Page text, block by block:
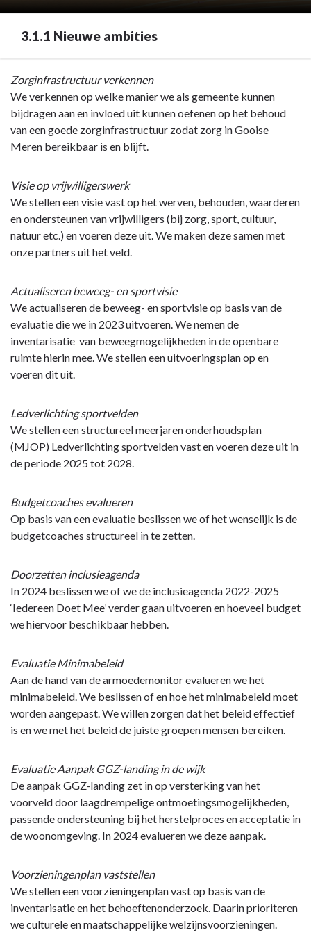
3.1.1 Nieuwe ambities
Terug
naar
navigatie
Programma
Van
iedereen
ambities
Zorginfrastructuur verkennen
We verkennen op welke manier we als gemeente kunnen
bijdragen aan en invloed uit kunnen oefenen op het behoud
van een goede zorginfrastructuur zodat zorg in Gooise
Meren bereikbaar is en blijft.
Visie op vrijwilligerswerk
We stellen een visie vast op het werven, behouden, waarderen
en ondersteunen van vrijwilligers (bij zorg, sport, cultuur,
natuur etc.) en voeren deze uit. We maken deze samen met
onze partners uit het veld.
Actualiseren beweeg- en sportvisie
We actualiseren de beweeg- en sportvisie op basis van de
evaluatie die we in 2023 uitvoeren. We nemen de
inventarisatie van beweegmogelijkheden in de openbare
ruimte hierin mee. We stellen een uitvoeringsplan op en
voeren dit uit.
Ledverlichting sportvelden
We stellen een structureel meerjaren onderhoudsplan
(MJOP) Ledverlichting sportvelden vast en voeren deze uit in
de periode 2025 tot 2028.
Budgetcoaches evalueren
Op basis van een evaluatie beslissen we of het wenselijk is de
budgetcoaches structureel in te zetten.
Doorzetten inclusieagenda
In 2024 beslissen we of we de inclusieagenda 2022-2025
‘Iedereen Doet Mee’ verder gaan uitvoeren en hoeveel budget
we hiervoor beschikbaar hebben.
Evaluatie Minimabeleid
Aan de hand van de armoedemonitor evalueren we het
minimabeleid. We beslissen of en hoe het minimabeleid moet
worden aangepast. We willen zorgen dat het beleid effectief
is en we met het beleid de juiste groepen mensen bereiken.
Evaluatie Aanpak GGZ-landing in de wijk
De aanpak GGZ-landing zet in op versterking van het
voorveld door laagdrempelige ontmoetingsmogelijkheden,
passende ondersteuning bij het herstelproces en acceptatie in
de woonomgeving. In 2024 evalueren we deze aanpak.
Voorzieningenplan vaststellen
We stellen een voorzieningenplan vast op basis van de
inventarisatie en het behoeftenonderzoek. Daarin prioriteren
we culturele en maatschappelijke welzijnsvoorzieningen.